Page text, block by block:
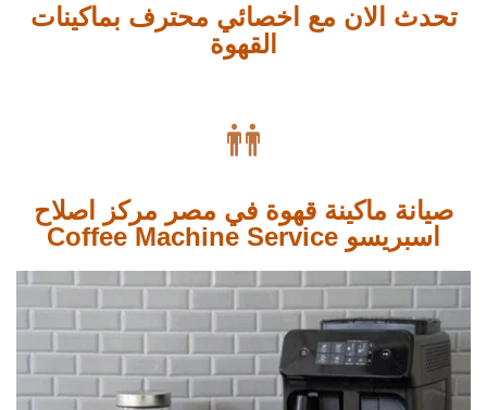
تحدث الان مع اخصائي محترف بماكينات
القهوة

صيانة ماكينة قهوة في مصر مركز اصلاح
اسبريسو Coffee Machine Service